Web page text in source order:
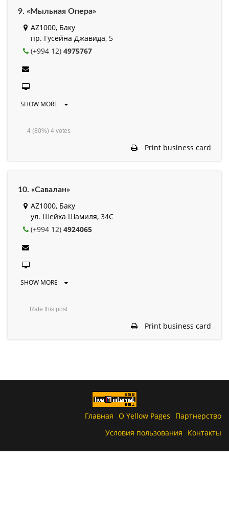
9. «Мыльная Опера»
AZ1000, Баку
пр. Гусейна Джавида, 5
(+994 12) 4975767
SHOW MORE
4(80%) 4votes
Print business card
10. «Савалан»
AZ1000, Баку
ул. Шейха Шамиля, 34C
(+994 12) 4924065
SHOW MORE
Rate this post
Print business card
Главная О Yellow Pages
Партнерство
Условия пользования
Контакты